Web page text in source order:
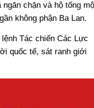
chặn và hộ tống
không phận Ba Lan.
Tác chiến Các Lực
quốc tế, sát ranh giới